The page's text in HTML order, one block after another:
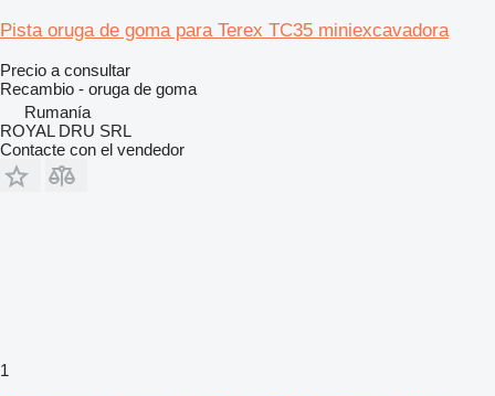
Pista oruga de goma para Terex TC35 miniexcavadora
Precio a consultar
Recambio - oruga de goma
Rumanía
ROYAL DRU SRL
Contacte con el vendedor
1